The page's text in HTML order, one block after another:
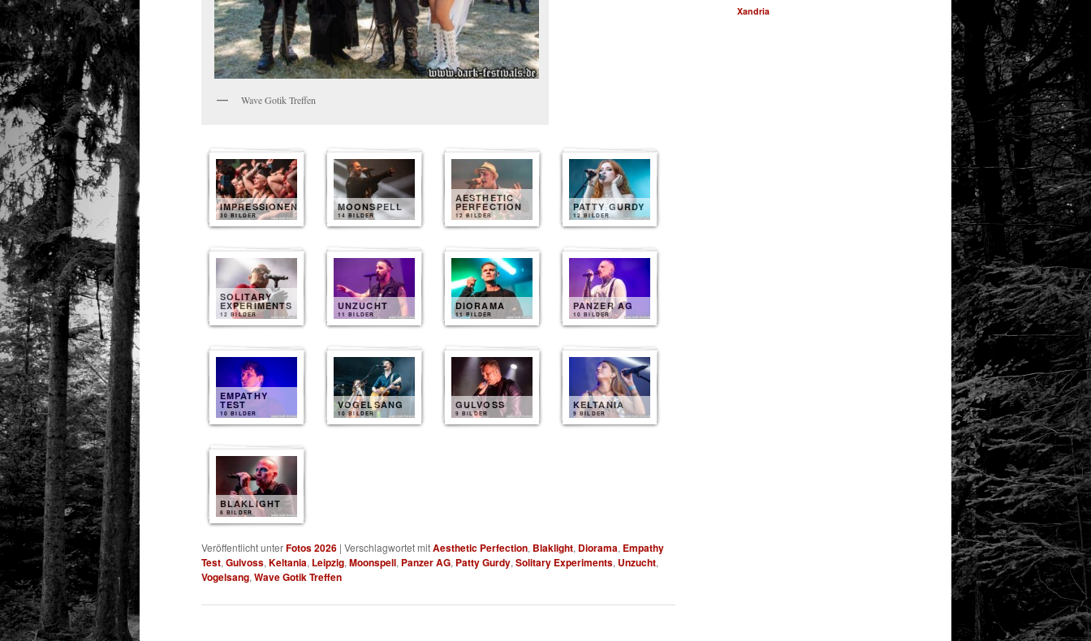
Wave Gotik Treffen
IMPRESSIONEN
30 BILDER
MOONSPELL
14 BILDER
AESTHETIC
PERFECTION
12 BILDER
PATTY GURDY
12 BILDER
SOLITARY
EXPERIMENTS
12 BILDER
UNZUCHT
11 BILDER
DIORAMA
11 BILDER
PANZER AG
10 BILDER
EMPATHY
TEST
10 BILDER
VOGELSANG
10 BILDER
GULVOSS
9 BILDER
KELTANIA
9 BILDER
BLAKLIGHT
8 BILDER
Veröffentlicht unterFotos 2026 | Verschlagwortet mitAesthetic Perfection, Blaklight, Diorama, Empathy
Test, Gulvoss, Keltania, Leipzig, Moonspell, Panzer AG, Patty Gurdy, Solitary Experiments, Unzucht,
Vogelsang, Wave Gotik Treffen
Xandria